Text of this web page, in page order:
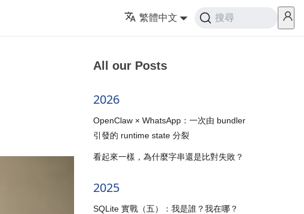
繁體中文 搜尋
All our Posts
2026
OpenClaw × WhatsApp：一次由 bundler
引發的 runtime state 分裂
看起來一樣，為什麼字串還是比對失敗？
2025
SQLite 實戰（五）：我是誰？我在哪？